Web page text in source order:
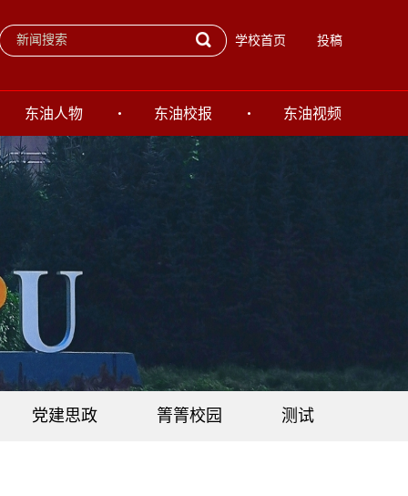
学校首页 投稿
东油人物 东油校报 东油视频
党建思政 箐箐校园 测试